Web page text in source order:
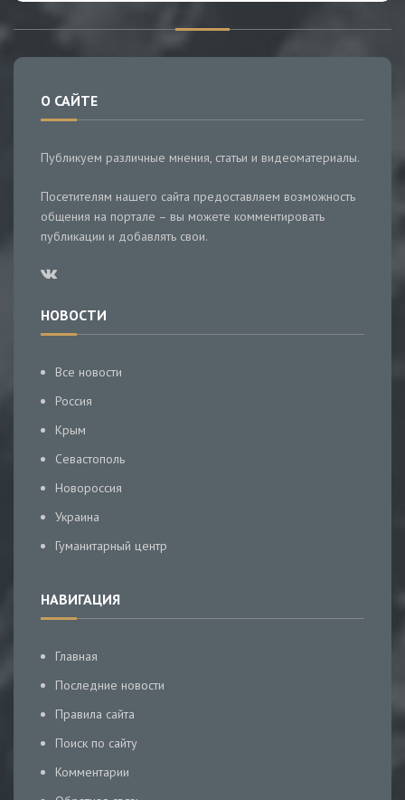
О САЙТЕ
Публикуем различные мнения, статьи и видеоматериалы.
Посетителям нашего сайта предоставляем возможность
общения на портале – вы можете комментировать
публикации и добавлять свои.
НОВОСТИ
Все новости
Россия
Крым
Севастополь
Новороссия
Украина
Гуманитарный центр
НАВИГАЦИЯ
Главная
Последние новости
Правила сайта
Поиск по сайту
Комментарии